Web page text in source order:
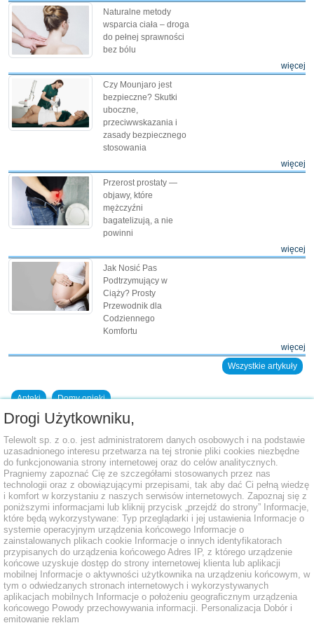
Naturalne metody
wsparcia ciała – droga
do pełnej sprawności
bez bólu
więcej
Czy Mounjaro jest
bezpieczne? Skutki
uboczne,
przeciwwskazania i
zasady bezpiecznego
stosowania
więcej
Przerost prostaty —
objawy, które
mężczyźni
bagatelizują, a nie
powinni
więcej
Jak Nosić Pas
Podtrzymujący w
Ciąży? Prosty
Przewodnik dla
Codziennego
Komfortu
więcej
Wszystkie artykuły
Apteki Domy opieki
Dodaj placówkę do bazy
Drogi Użytkowniku,
Telewolt sp. z o.o. jest administratorem danych osobowych i na podstawie
uzasadnionego interesu przetwarza na tej stronie pliki cookies niezbędne
do funkcjonowania strony internetowej oraz do celów analitycznych.
Pragniemy zapoznać Cię ze szczegółami stosowanych przez nas
technologii oraz z obowiązującymi przepisami, tak aby dać Ci pełną wiedzę
i komfort w korzystaniu z naszych serwisów internetowych. Zapoznaj się z
poniższymi informacjami lub kliknij przycisk „przejdź do strony” Informacje,
które będą wykorzystywane: Typ przeglądarki i jej ustawienia Informacje o
systemie operacyjnym urządzenia końcowego Informacje o
zainstalowanych plikach cookie Informacje o innych identyfikatorach
przypisanych do urządzenia końcowego Adres IP, z którego urządzenie
końcowe uzyskuje dostęp do strony internetowej klienta lub aplikacji
mobilnej Informacje o aktywności użytkownika na urządzeniu końcowym, w
tym o odwiedzanych stronach internetowych i wykorzystywanych
aplikacjach mobilnych Informacje o położeniu geograficznym urządzenia
końcowego Powody przechowywania informacji. Personalizacja Dobór i
emitowanie reklam